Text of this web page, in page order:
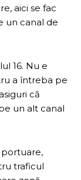
aici se fac
un canal de
16. Nu e
a întreba pe
că
un alt canal
portuare,
traficul